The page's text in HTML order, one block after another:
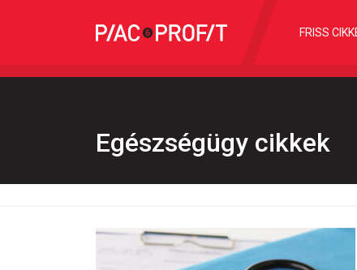
FRISS
Egészségügy cikkek